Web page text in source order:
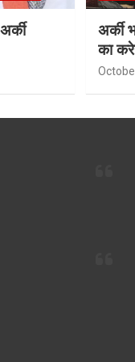
अर्की
का